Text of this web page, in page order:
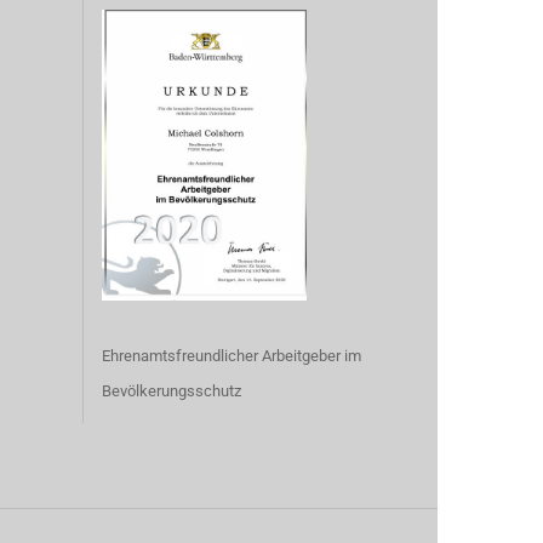
Ehrenamtsfreundlicher Arbeitgeber im
Bevölkerungsschutz